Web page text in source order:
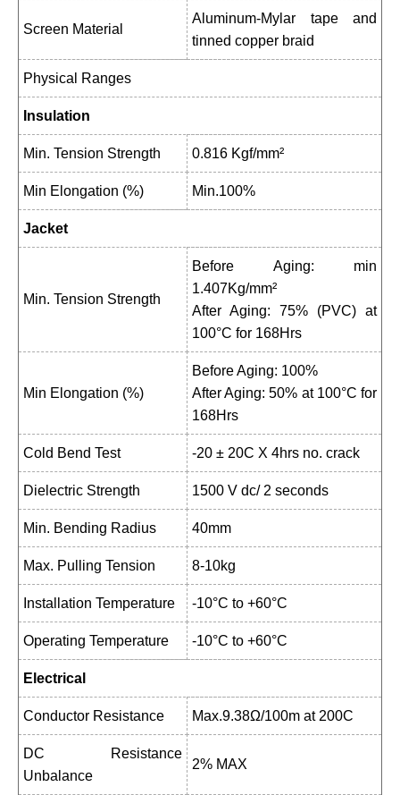
Screen Material
Aluminum-Mylar tape and
tinned copper braid
Physical Ranges
Insulation
Min. Tension Strength 0.816 Kgf/mm²
Min Elongation (%) Min.100%
Jacket
Min. Tension Strength
Before Aging: min
1.407Kg/mm²
After Aging: 75% (PVC) at
100°C for 168Hrs
Min Elongation (%)
Before Aging: 100%
After Aging: 50% at 100°C for
168Hrs
Cold Bend Test -20 ± 20C X 4hrs no. crack
Dielectric Strength 1500 V dc/ 2 seconds
Min. Bending Radius 40mm
Max. Pulling Tension 8-10kg
Installation Temperature -10°C to +60°C
Operating Temperature -10°C to +60°C
Electrical
Conductor Resistance Max.9.38Ω/100m at 200C
DC Resistance
Unbalance
2% MAX